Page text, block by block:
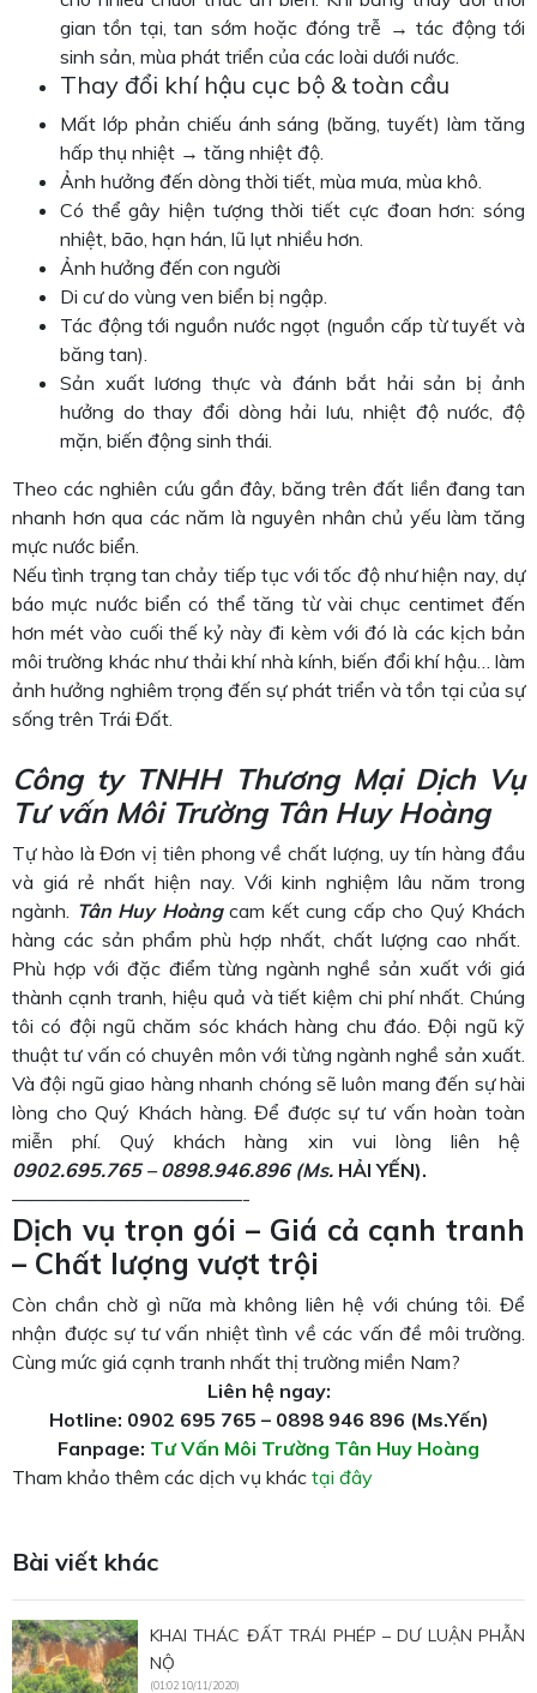
gian tồn tại, tan sớm hoặc đóng trễ → tác động tới
sinh sản, mùa phát triển của các loài dưới nước.
Thay đổi khí hậu cục bộ & toàn cầu
Mất lớp phản chiếu ánh sáng (băng, tuyết) làm tăng
hấp thụ nhiệt → tăng nhiệt độ.
Ảnh hưởng đến dòng thời tiết, mùa mưa, mùa khô.
Có thể gây hiện tượng thời tiết cực đoan hơn: sóng
nhiệt, bão, hạn hán, lũ lụt nhiều hơn.
Ảnh hưởng đến con người
Di cư do vùng ven biển bị ngập.
Tác động tới nguồn nước ngọt (nguồn cấp từ tuyết và
băng tan).
Sản xuất lương thực và đánh bắt hải sản bị ảnh
hưởng do thay đổi dòng hải lưu, nhiệt độ nước, độ
mặn, biến động sinh thái.
Theo các nghiên cứu gần đây, băng trên đất liền đang tan
nhanh hơn qua các năm là nguyên nhân chủ yếu làm tăng
mực nước biển.
Nếu tình trạng tan chảy tiếp tục với tốc độ như hiện nay, dự
báo mực nước biển có thể tăng từ vài chục centimet đến
hơn mét vào cuối thế kỷ này đi kèm với đó là các kịch bản
môi trường khác như thải khí nhà kính, biến đổi khí hậu… làm
ảnh hưởng nghiêm trọng đến sự phát triển và tồn tại của sự
sống trên Trái Đất.
Công ty TNHH Thương Mại Dịch Vụ
Tư vấn Môi Trường Tân Huy Hoàng
Tự hào là Đơn vị tiên phong về chất lượng, uy tín hàng đầu
và giá rẻ nhất hiện nay. Với kinh nghiệm lâu năm trong
ngành. Tân Huy Hoàngcam kết cung cấp cho Quý Khách
hàng các sản phẩm phù hợp nhất, chất lượng cao nhất.
Phù hợp với đặc điểm từng ngành nghề sản xuất với giá
thành cạnh tranh, hiệu quả và tiết kiệm chi phí nhất. Chúng
tôi có đội ngũ chăm sóc khách hàng chu đáo. Đội ngũ kỹ
thuật tư vấn có chuyên môn với từng ngành nghề sản xuất.
Và đội ngũ giao hàng nhanh chóng sẽ luôn mang đến sự hài
lòng cho Quý Khách hàng. Để được sự tư vấn hoàn toàn
miễn phí. Quý khách hàng xin vui lòng liên hệ
0902.695.765 – 0898.946.896 (Ms. HẢI YẾN).
————————————-
Dịch vụ trọn gói – Giá cả cạnh tranh
– Chất lượng vượt trội
Còn chần chờ gì nữa mà không liên hệ với chúng tôi. Để
nhận được sự tư vấn nhiệt tình về các vấn đề môi trường.
Cùng mức giá cạnh tranh nhất thị trường miền Nam?
Liên hệ ngay:
Hotline: 0902 695 765 – 0898 946 896 (Ms.Yến)
Fanpage: Tư Vấn Môi Trường Tân Huy Hoàng
Tham khảo thêm các dịch vụ khác tại đây
Bài viết khác
KHAI THÁC ĐẤT TRÁI PHÉP – DƯ LUẬN PHẪN
NỘ
(01:02 10/11/2020)